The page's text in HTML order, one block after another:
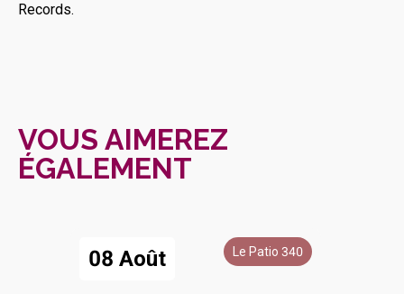
Records.
VOUS AIMEREZ
ÉGALEMENT
08 Août Le Patio 340